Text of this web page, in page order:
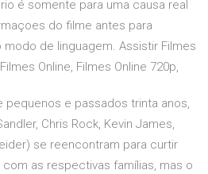
é somente para uma causa real
do filme antes para
de linguagem. Assistir Filmes
Online, Filmes Online 720p,
pequenos e passados trinta anos,
Chris Rock, Kevin James,
se reencontram para curtir
as respectivas famílias, mas o